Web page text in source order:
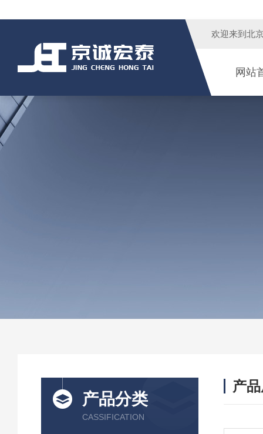
欢迎来到 北
网站
产品分类
CASSIFICATION
产